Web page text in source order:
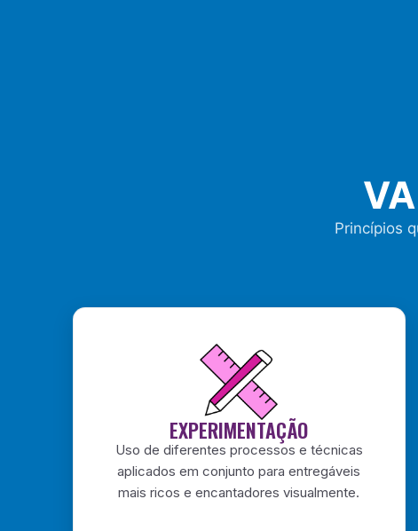
Princípios
EXPERIMENTAÇÃO
Uso de diferentes processos e técnicas
aplicados em conjunto para entregáveis
mais ricos e encantadores visualmente.